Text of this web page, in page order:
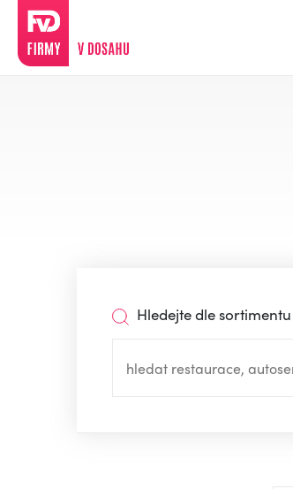
Hledejte dle